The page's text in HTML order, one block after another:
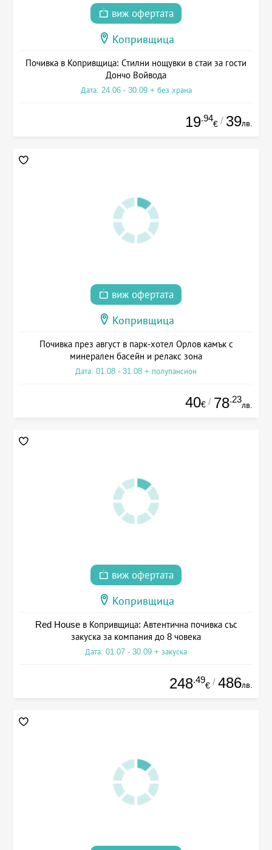
виж офертата
Копривщица
Почивка в Копривщица: Стилни нощувки в стаи за гости
Дончо Войвода
Дата: 24.06 - 30.09 + без храна
19.94
€ / 39лв.
виж офертата
Копривщица
Почивка през август в парк-хотел Орлов камък с
минерален басейн и релакс зона
Дата: 01.08 - 31.08 + полупансион
40€ / 78.23
лв.
виж офертата
Копривщица
Red House в Копривщица: Автентична почивка със
закуска за компания до 8 човека
Дата: 01.07 - 30.09 + закуска
248.49
€ / 486лв.